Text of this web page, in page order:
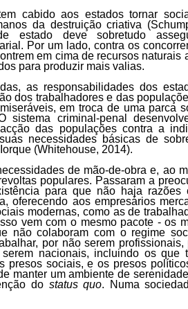
cabido aos estados tornar
da destruição criativa
estado deve sobretudo
Por um lado, contra os
em cima de recursos naturais
para produzir mais valias.
as responsabilidades dos
dos trabalhadores e das
em troca de uma parca
sistema criminal-penal
das populações contra a
necessidades básicas de
(Whitehouse, 2014).
de mão-de-obra e, ao
populares. Passaram a
para que não haja razões
oferecendo aos empresários
modernas, como as de
vem com o mesmo pacote - os
não colaboram com o regime
por não serem
nacionais, incluindo os que
presos sociais, e os presos
manter um ambiente de
do status quo. Numa